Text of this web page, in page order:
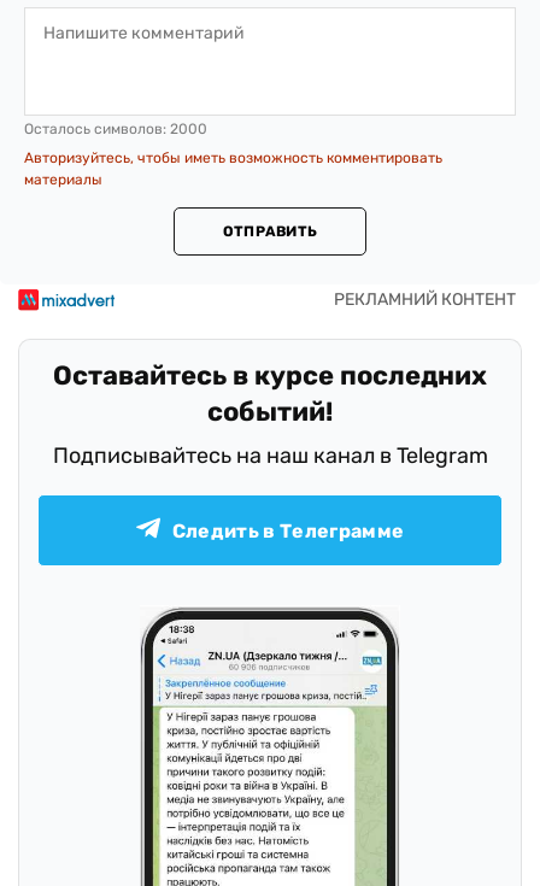
Осталось символов: 2000
Авторизуйтесь, чтобы иметь возможность комментировать
материалы
ОТПРАВИТЬ
Оставайтесь в курсе последних
событий!
Подписывайтесь на наш канал в Telegram
Следить в Телеграмме